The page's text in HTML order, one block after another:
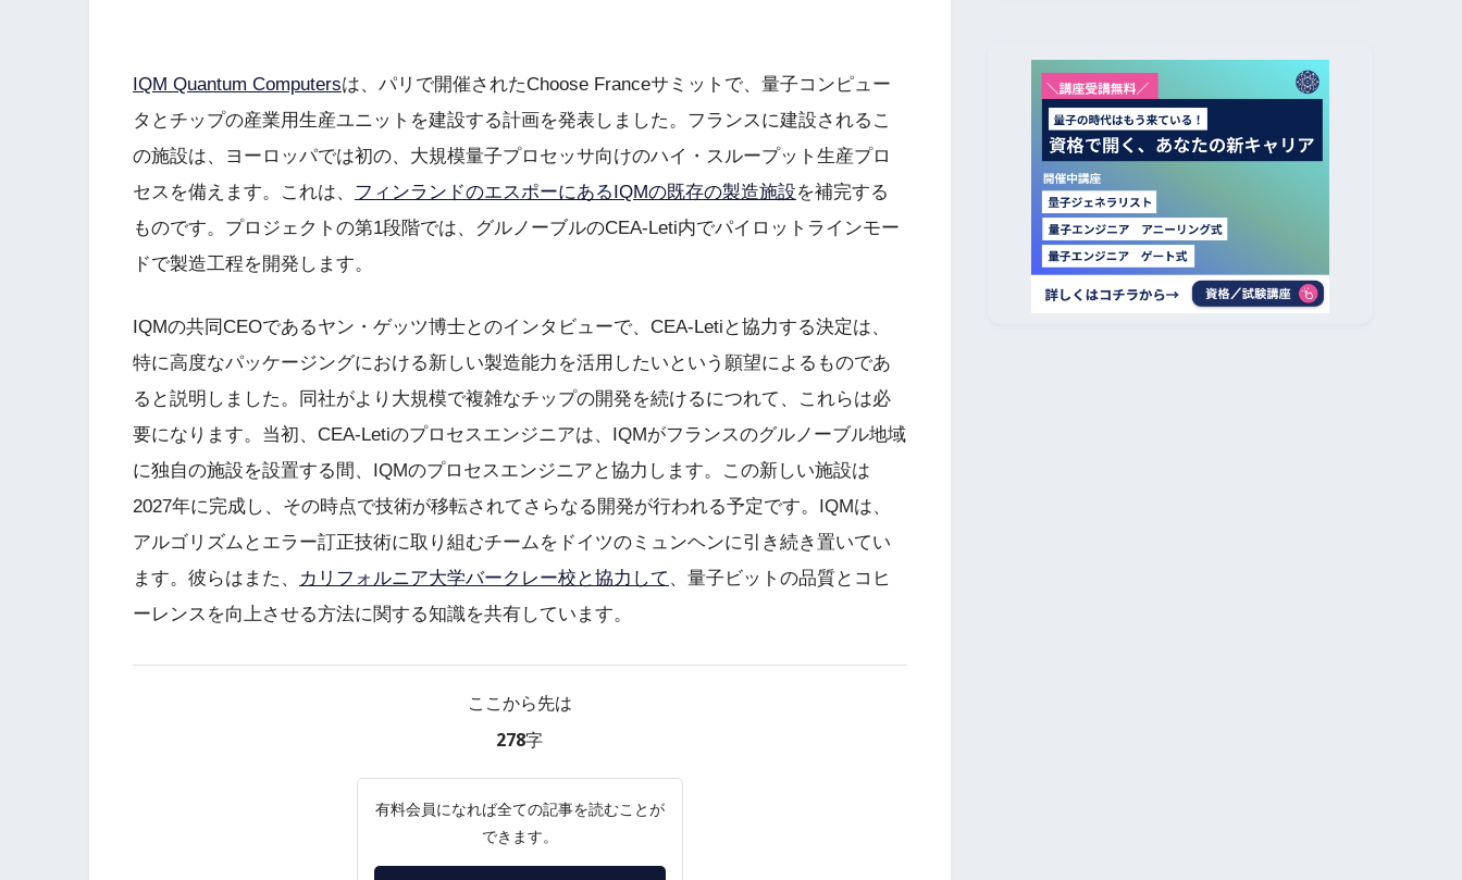
IQM Quantum Computersは、パリで開催されたChoose Franceサミットで、量子コンピュー
タとチップの産業用生産ユニットを建設する計画を発表しました。フランスに建設されるこ
の施設は、ヨーロッパでは初の、大規模量子プロセッサ向けのハイ・スループット生産プロ
セスを備えます。これは、 フィンランドのエスポーにあるIQMの既存の製造施設を補完する
ものです。プロジェクトの第1段階では、グルノーブルのCEA-Leti内でパイロットラインモー
ドで製造工程を開発します。
IQMの共同CEOであるヤン・ゲッツ博士とのインタビューで、CEA-Letiと協力する決定は、
特に高度なパッケージングにおける新しい製造能力を活用したいという願望によるものであ
ると説明しました。同社がより大規模で複雑なチップの開発を続けるにつれて、これらは必
要になります。当初、CEA-Letiのプロセスエンジニアは、IQMがフランスのグルノーブル地域
に独自の施設を設置する間、IQMのプロセスエンジニアと協力します。この新しい施設は
2027年に完成し、その時点で技術が移転されてさらなる開発が行われる予定です。IQMは、
アルゴリズムとエラー訂正技術に取り組むチームをドイツのミュンヘンに引き続き置いてい
ます。彼らはまた、
カリフォルニア大学バークレー校と協力して 、量子ビットの品質とコヒ
ーレンスを向上させる方法に関する知識を共有しています。
ここから先は
278字
有料会員になれば全ての記事を読むことが
できます。